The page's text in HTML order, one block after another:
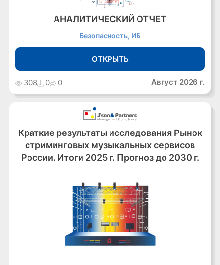
АНАЛИТИЧЕСКИЙ ОТЧЕТ
Безопасность, ИБ
ОТКРЫТЬ
308 0 0 Август 2026 г.
Краткие результаты исследования Рынок
стриминговых музыкальных сервисов
России. Итоги 2025 г. Прогноз до 2030 г.